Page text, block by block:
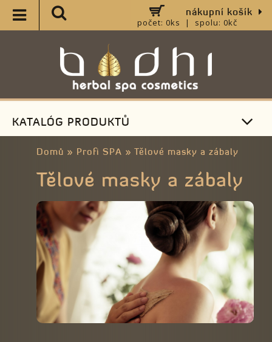
nákupní košík
počet: 0ks | spolu: 0kč
KATALÓG PRODUKTŮ
Domů » Profi SPA » Tělové masky a zábaly
Tělové masky a zábaly